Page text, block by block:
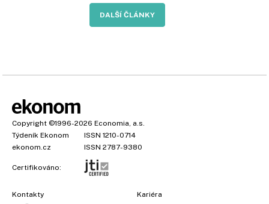
DALŠÍ ČLÁNKY
Copyright ©1996-2026 Economia, a.s.
Týdeník Ekonom
ISSN 1210-0714
ekonom.cz
ISSN 2787-9380
Certifikováno:
Kontakty
Kariéra